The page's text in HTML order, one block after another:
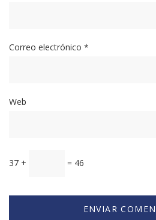
Correo electrónico *
Web
37 + = 46